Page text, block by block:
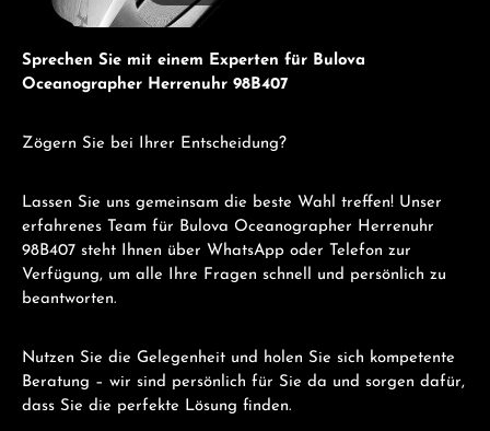
Sprechen Sie mit einem Experten für Bulova
Oceanographer Herrenuhr 98B407
Zögern Sie bei Ihrer Entscheidung?
Lassen Sie uns gemeinsam die beste Wahl treffen! Unser
erfahrenes Team für Bulova Oceanographer Herrenuhr
98B407 steht Ihnen über WhatsApp oder Telefon zur
Verfügung, um alle Ihre Fragen schnell und persönlich zu
beantworten.
Nutzen Sie die Gelegenheit und holen Sie sich kompetente
Beratung – wir sind persönlich für Sie da und sorgen dafür,
dass Sie die perfekte Lösung finden.